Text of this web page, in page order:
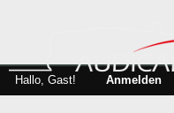
Hallo, Gast! Anmelden